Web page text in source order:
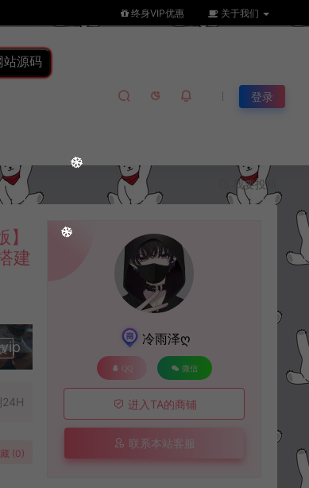
终身VIP优惠 关于我们
站源码
登录
我要投稿
建
24H
(0)
冷雨泽ღ
QQ 微信
进入TA的商铺
联系本站客服